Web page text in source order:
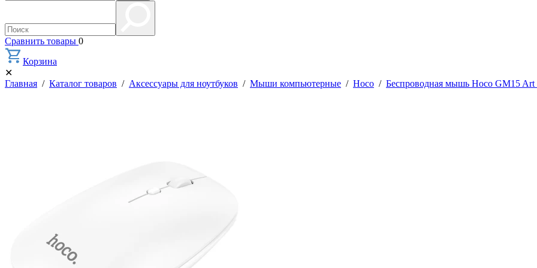
Сравнить товары 0
Корзина
✕
Главная / Каталог товаров / Аксессуары для ноутбуков / Мыши компьютерные / Hoco / Беспроводная мышь Hoco GM15 Art